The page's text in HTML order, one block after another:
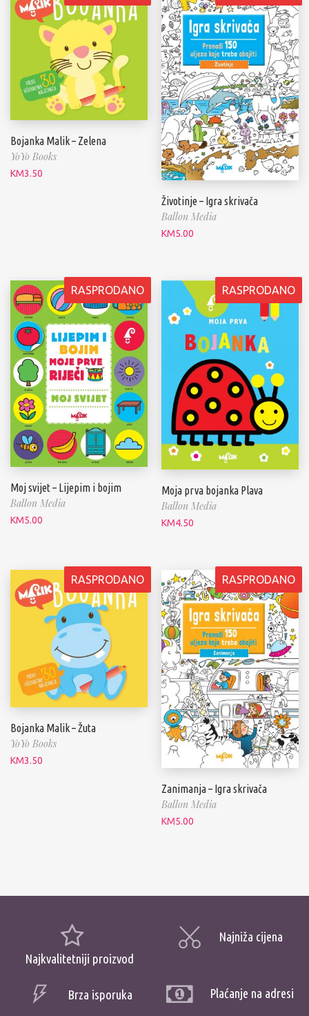
Bojanka Malik – Zelena
YoYo Books
KM3.50
Životinje – Igra skrivača
Ballon Media
KM5.00
RASPRODANO
Moj svijet – Lijepim i bojim
Ballon Media
KM5.00
RASPRODANO
Moja prva bojanka Plava
Ballon Media
KM4.50
RASPRODANO
Bojanka Malik – Žuta
YoYo Books
KM3.50
RASPRODANO
Zanimanja – Igra skrivača
Ballon Media
KM5.00
Najkvalitetniji proizvod
Najniža cijena
Brza isporuka Plaćanje na adresi